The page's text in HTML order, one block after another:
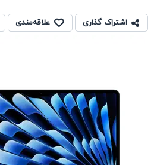
اشتراک گذاری علاقه‌مندی